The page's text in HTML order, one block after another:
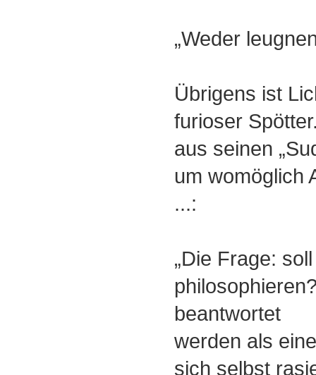
„Weder
Übrigens ist
furioser
aus seinen
um womöglich
...:
„Die Frage:
beantwortet
werden als
sich selbst